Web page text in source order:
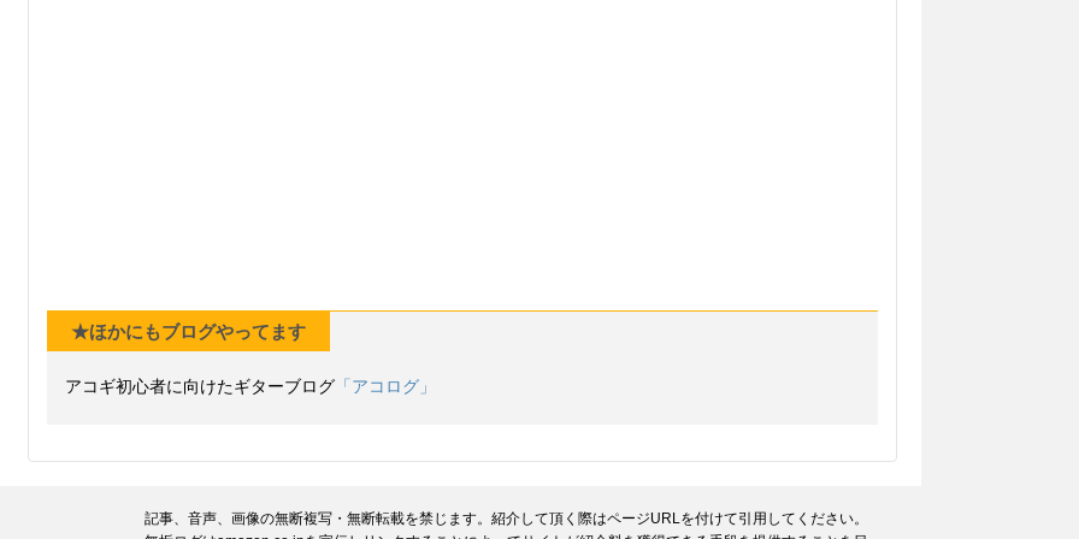
★ほかにもブログやってます
アコギ初心者に向けたギターブログ 「アコログ」
記事、音声、画像の無断複写・無断転載を禁じます。紹介して頂く際はページURLを付けて引用してください。